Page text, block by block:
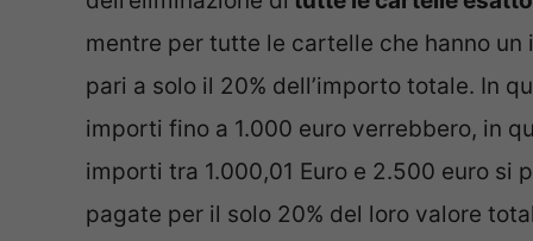
mentre per tutte le cartelle che hanno
pari a solo il 20% dell’importo totale. In
importi fino a 1.000 euro verrebbero, in
importi tra 1.000,01 Euro e 2.500 euro si
pagate per il solo 20% del loro valore